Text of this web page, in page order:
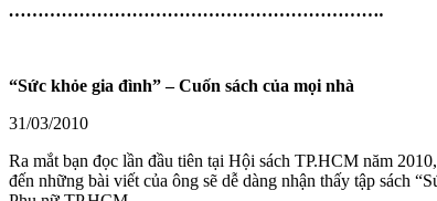
……………………………………………………….
“Sức khỏe gia đình” – Cuốn sách của mọi nhà
31/03/2010
Ra mắt bạn đọc lần đầu tiên tại Hội sách TP.HCM năm
đến những bài viết của ông sẽ dễ dàng nhận thấy tập sách